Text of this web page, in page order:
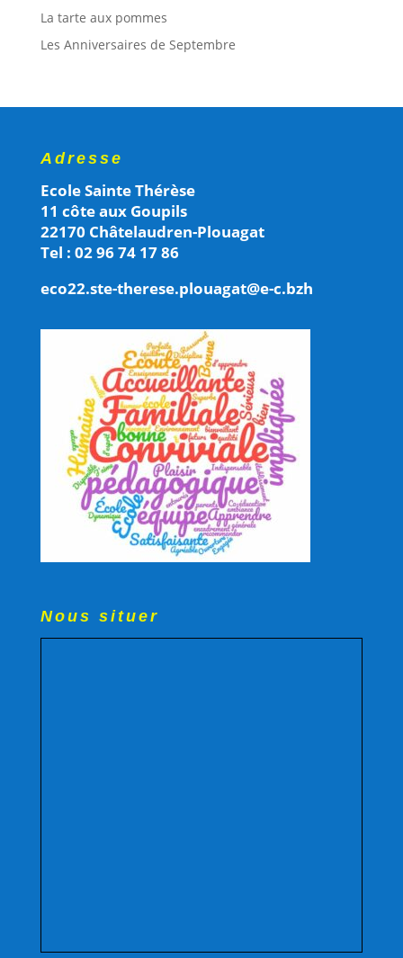
La tarte aux pommes
Les Anniversaires de Septembre
Adresse
Ecole Sainte Thérèse
11 côte aux Goupils
22170 Châtelaudren-Plouagat
Tel : 02 96 74 17 86
eco22.ste-therese.plouagat@e-c.bzh
Nous situer